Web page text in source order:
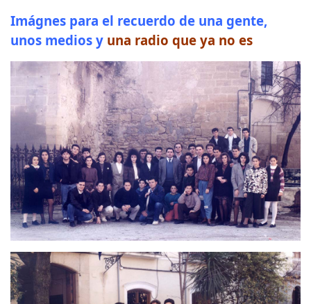
Imágnes para el recuerdo de una gente,
unos medios y una radio que ya no es